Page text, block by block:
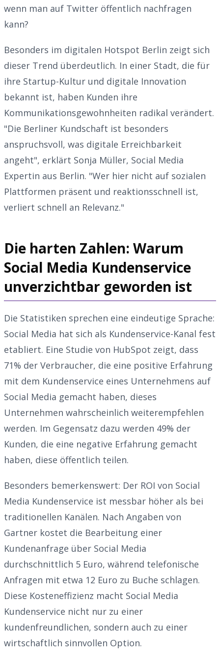
wenn man auf Twitter öffentlich nachfragen
kann?
Besonders im digitalen Hotspot Berlin zeigt sich
dieser Trend überdeutlich. In einer Stadt, die für
ihre Startup-Kultur und digitale Innovation
bekannt ist, haben Kunden ihre
Kommunikationsgewohnheiten radikal verändert.
"Die Berliner Kundschaft ist besonders
anspruchsvoll, was digitale Erreichbarkeit
angeht", erklärt Sonja Müller, Social Media
Expertin aus Berlin. "Wer hier nicht auf sozialen
Plattformen präsent und reaktionsschnell ist,
verliert schnell an Relevanz."
Die harten Zahlen: Warum
Social Media Kundenservice
unverzichtbar geworden ist
Die Statistiken sprechen eine eindeutige Sprache:
Social Media hat sich als Kundenservice-Kanal fest
etabliert. Eine Studie von HubSpot zeigt, dass
71% der Verbraucher, die eine positive Erfahrung
mit dem Kundenservice eines Unternehmens auf
Social Media gemacht haben, dieses
Unternehmen wahrscheinlich weiterempfehlen
werden. Im Gegensatz dazu werden 49% der
Kunden, die eine negative Erfahrung gemacht
haben, diese öffentlich teilen.
Besonders bemerkenswert: Der ROI von Social
Media Kundenservice ist messbar höher als bei
traditionellen Kanälen. Nach Angaben von
Gartner kostet die Bearbeitung einer
Kundenanfrage über Social Media
durchschnittlich 5 Euro, während telefonische
Anfragen mit etwa 12 Euro zu Buche schlagen.
Diese Kosteneffizienz macht Social Media
Kundenservice nicht nur zu einer
kundenfreundlichen, sondern auch zu einer
wirtschaftlich sinnvollen Option.